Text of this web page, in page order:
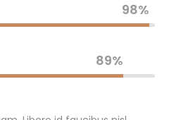
98%
89%